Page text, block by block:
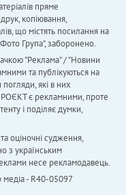
пряме
копіювання,
що містять посилання на
Група", заборонено.
"Реклама" / "Новини
та публікуються на
які в них
є рекламними, проте
і поділяє думки,
оціночні судження,
з українським
несе рекламодавець.
медіа - R40-05097